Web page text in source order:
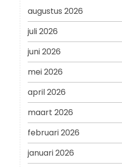
augustus 2026
juli 2026
juni 2026
mei 2026
april 2026
maart 2026
februari 2026
januari 2026